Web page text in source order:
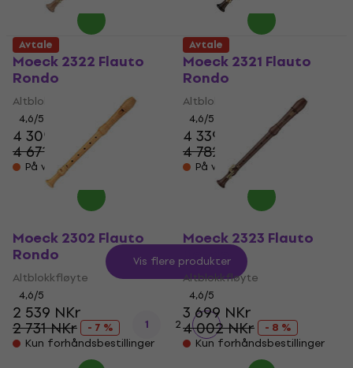
Moeck 2322 Flauto
Rondo
Altblokkfløyte
4,6/5
4 309 NKr
4 671 NKr
- 8 %
På vei
Moeck 2321 Flauto
Rondo
Altblokkfløyte
4,6/5
4 339 NKr
4 782 NKr
- 9 %
På vei
Avtale
Moeck 2302 Flauto
Rondo
Altblokkfløyte
4,6/5
2 539 NKr
2 731 NKr
- 7 %
Kun forhåndsbestillinger
Avtale
Moeck 2323 Flauto
Rondo
Altblokkfløyte
4,6/5
3 699 NKr
4 002 NKr
- 8 %
Kun forhåndsbestillinger
Vis flere produkter
1 2